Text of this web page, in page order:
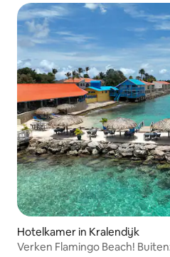
Hotelkamer in Kralendijk
Verken Flamingo Beach!